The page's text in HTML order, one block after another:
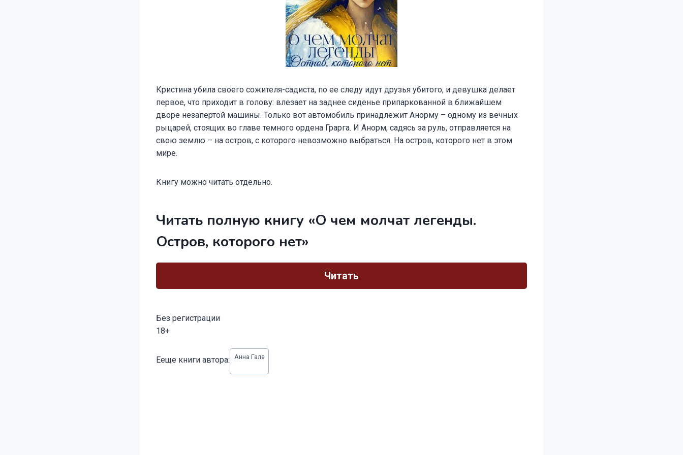
Кристина убила своего сожителя-садиста, по ее следу идут друзья убитого, и девушка делает
первое, что приходит в голову: влезает на заднее сиденье припаркованной в ближайшем
дворе незапертой машины. Только вот автомобиль принадлежит Анорму – одному из вечных
рыцарей, стоящих во главе темного ордена Грарга. И Анорм, садясь за руль, отправляется на
свою землю – на остров, с которого невозможно выбраться. На остров, которого нет в этом
мире.
Книгу можно читать отдельно.
Читать полную книгу «О чем молчат легенды.
Остров, которого нет»
Читать
Без регистрации
18+
записи:
Ееще книги автора: Анна Гале